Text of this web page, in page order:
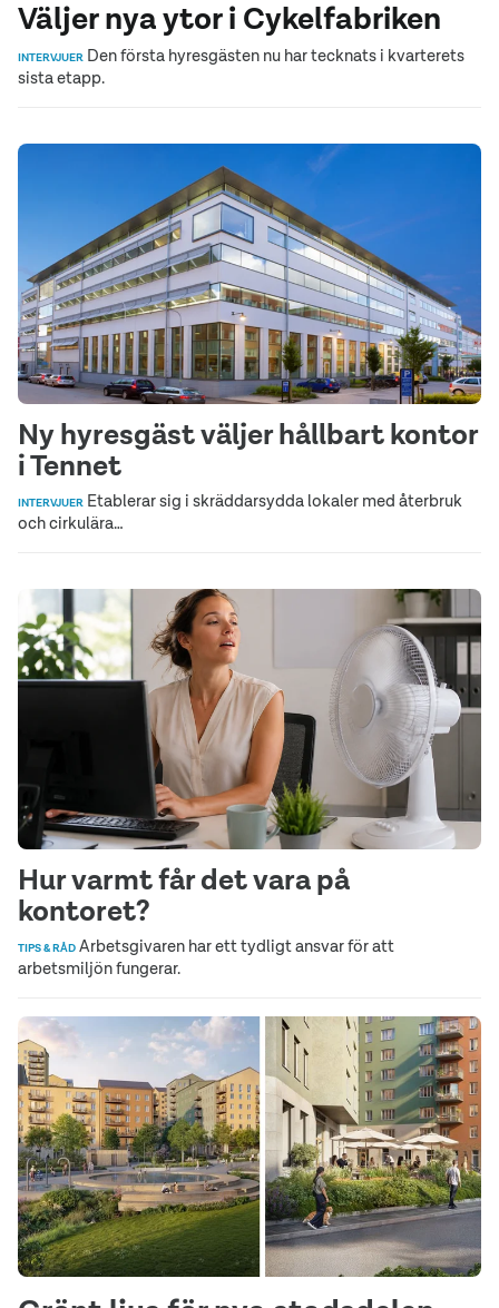
Väljer nya ytor i Cykelfabriken
INTERVJUER Den första hyresgästen nu har tecknats i kvarterets
sista etapp.
Ny hyresgäst väljer hållbart kontor
i Tennet
INTERVJUER Etablerar sig i skräddarsydda lokaler med återbruk
och cirkulära…
Hur varmt får det vara på
kontoret?
TIPS & RÅD Arbetsgivaren har ett tydligt ansvar för att
arbetsmiljön fungerar.